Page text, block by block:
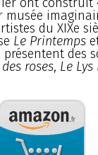
du XIXe
Le Printemps
des
roses, Le